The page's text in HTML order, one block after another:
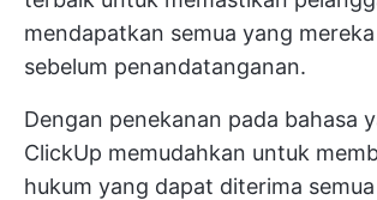
mendapatkan semua yang
sebelum penandatanganan.
Dengan penekanan pada bahasa
ClickUp memudahkan untuk
hukum yang dapat diterima